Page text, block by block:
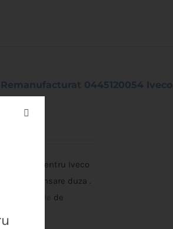
0445120054 Iveco
Bosch pentru Iveco
de etansare duza .
Vezi conditiile de